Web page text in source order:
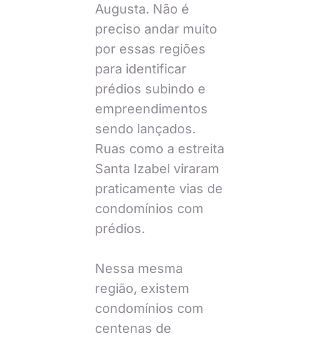
Augusta. Não é
preciso andar muito
por essas regiões
para identificar
prédios subindo e
empreendimentos
sendo lançados.
Ruas como a estreita
Santa Izabel viraram
praticamente vias de
condomínios com
prédios.
Nessa mesma
região, existem
condomínios com
centenas de